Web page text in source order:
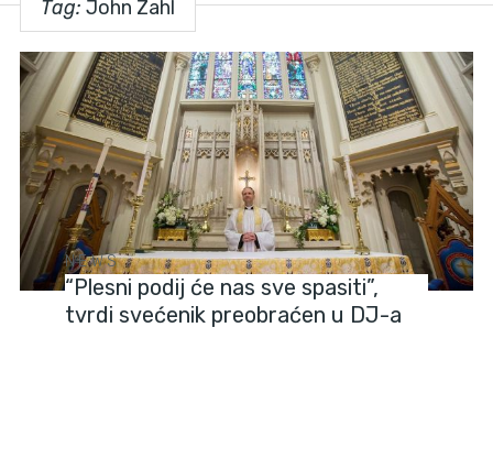
Tag: John Zahl
NEWS
“Plesni podij će nas sve spasiti”,
tvrdi svećenik preobraćen u DJ-a